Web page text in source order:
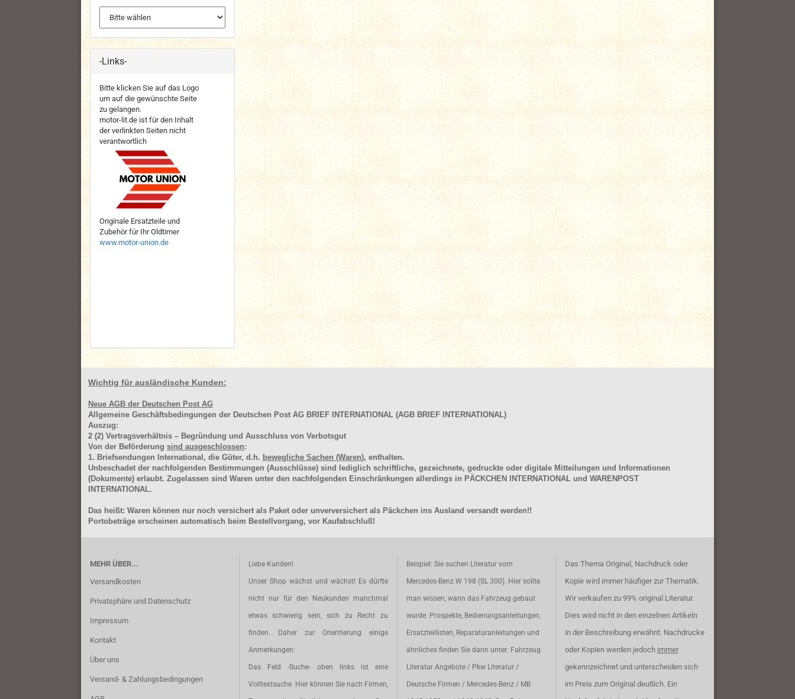
-Links-
Bitte klicken Sie auf das Logo
um auf die gewünschte Seite
zu gelangen.
motor-lit.de ist für den Inhalt
der verlinkten Seiten nicht
verantwortlich
Originale Ersatzteile und
Zubehör für Ihr Oldtimer
www.motor-union.de
Wichtig für ausländische Kunden:
Neue AGB der Deutschen Post AG
Allgemeine Geschäftsbedingungen der Deutschen Post AG BRIEF INTERNATIONAL (AGB BRIEF INTERNATIONAL)
Auszug:
2 (2) Vertragsverhältnis – Begründung und Ausschluss von Verbotsgut
Von der Beförderung sind ausgeschlossen:
1. Briefsendungen International, die Güter, d.h. bewegliche Sachen (Waren), enthalten.
Unbeschadet der nachfolgenden Bestimmungen (Ausschlüsse) sind lediglich schriftliche, gezeichnete, gedruckte oder digitale Mitteilungen und Informationen
(Dokumente) erlaubt. Zugelassen sind Waren unter den nachfolgenden Einschränkungen allerdings in PÄCKCHEN INTERNATIONAL und WARENPOST
INTERNATIONAL.
Das heißt: Waren können nur noch versichert als Paket oder unverversichert als Päckchen ins Ausland versandt werden!!
Portobeträge erscheinen automatisch beim Bestellvorgang, vor Kaufabschluß!
MEHR ÜBER...
Versandkosten
Privatsphäre und Datenschutz
Impressum
Kontakt
Über uns
Versand- & Zahlungsbedingungen
Liebe Kunden!
Unser Shop wächst und wächst! Es dürfte
nicht nur für den Neukunden manchmal
etwas schwierig sein, sich zu Recht zu
finden. Daher zur Orientierung einige
Anmerkungen:
Das Feld -Suche- oben links ist eine
Volltextsuche. Hier können Sie nach Firmen,
Beispiel: Sie suchen Literatur vom
Mercedes-Benz W 198 (SL 300). Hier sollte
man wissen, wann das Fahrzeug gebaut
wurde. Prospekte, Bedienungsanleitungen,
Ersatzteillisten, Reparaturanleitungen und
ähnliches finden Sie dann unter: Fahrzeug
Literatur Angebote / Pkw Literatur /
Deutsche Firmen / Mercedes-Benz / MB
Das Thema Original, Nachdruck oder
Kopie wird immer häufiger zur Thematik.
Wir verkaufen zu 99% original Literatur.
Dies wird nicht in den einzelnen Artikeln
in der Beschreibung erwähnt. Nachdrucke
oder Kopien werden jedoch immer
gekennzeichnet und unterscheiden sich
im Preis zum Original deutlich. Ein